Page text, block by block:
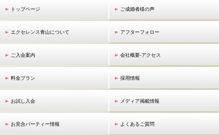
トップページ
エクセレンス青山について
ご入会案内
料金プラン
お試し入会
お見合パーティー情報
ご成婚者様の声
アフターフォロー
会社概要-アクセス
採用情報
メディア掲載情報
よくあるご質問